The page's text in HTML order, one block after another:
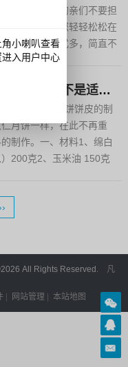
还没有买月饼的亲们不要担
的月饼攻略让您轻轻松松在
骤详细、款式多，简直不
学起来~月饼皮：，中筋
（奶粉也可）8克，转化
克，熟花生油40克，盐1
中秋月饼想吃什么样的口味，看看这几款是不是适合您，赶紧试试
料制作]本款月饼饼皮的制
月饼一样，在此不再重
制作。一、材料1、绵白
200克2、玉米油 150克
盐 15...
2026 All Rights Reserved.
凡
网站管理 本站地图
小喇叭查看
入用户中心